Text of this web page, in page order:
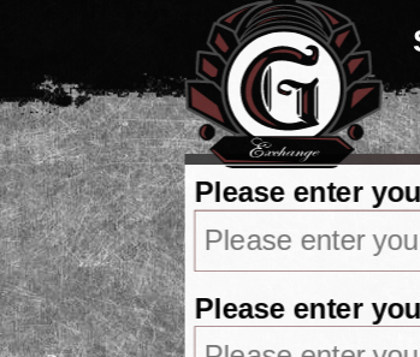
Please enter
Please enter